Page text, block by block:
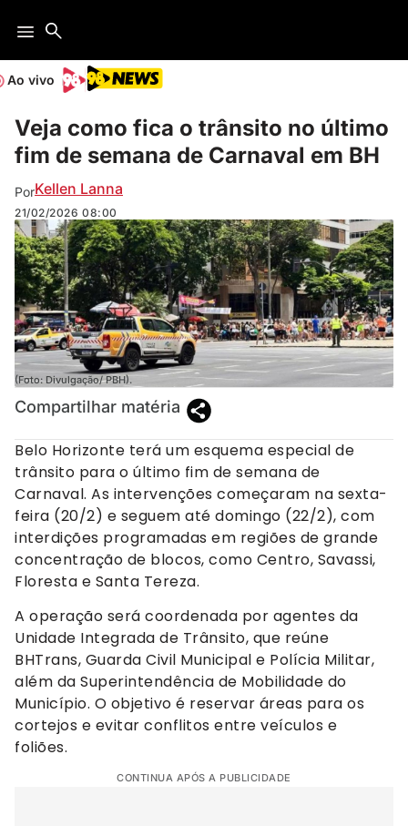
Ao vivo
Veja como fica o trânsito no último
fim de semana de Carnaval em BH
PorKellen Lanna
21/02/2026 08:00
(Foto: Divulgação/ PBH).
Compartilhar matéria
Belo Horizonte terá um esquema especial de
trânsito para o último fim de semana de
Carnaval. As intervenções começaram na sexta-
feira (20/2) e seguem até domingo (22/2), com
interdições programadas em regiões de grande
concentração de blocos, como Centro, Savassi,
Floresta e Santa Tereza.
A operação será coordenada por agentes da
Unidade Integrada de Trânsito, que reúne
BHTrans, Guarda Civil Municipal e Polícia Militar,
além da Superintendência de Mobilidade do
Município. O objetivo é reservar áreas para os
cortejos e evitar conflitos entre veículos e
foliões.
CONTINUA APÓS A PUBLICIDADE